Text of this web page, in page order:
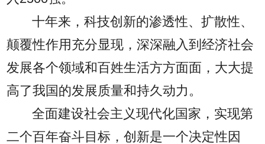
十年来，科技创新的渗透性、扩散性、
颠覆性作用充分显现，深深融入到经济社会
发展各个领域和百姓生活方方面面，大大提
高了我国的发展质量和持久动力。
全面建设社会主义现代化国家，实现第
二个百年奋斗目标，创新是一个决定性因